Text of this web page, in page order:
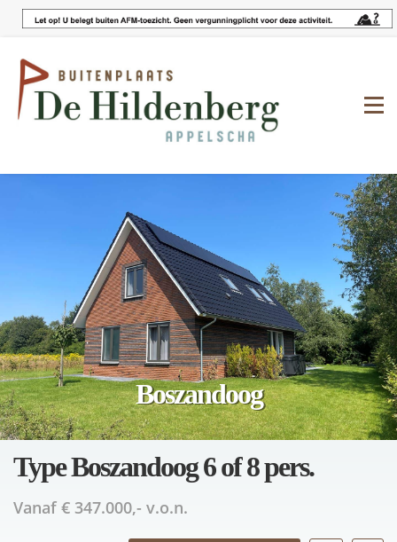
Boszandoog
Type Boszandoog 6 of 8 pers.
Vanaf € 347.000,- v.o.n.